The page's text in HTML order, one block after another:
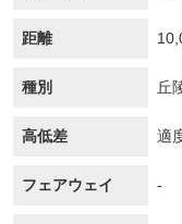
距離
種別 丘
高低差 適
フェアウェイ -